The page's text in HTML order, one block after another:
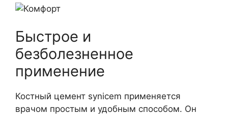
Быстрое и
безболезненное
применение
Костный цемент synicem применяется
врачом простым и удобным способом. Он